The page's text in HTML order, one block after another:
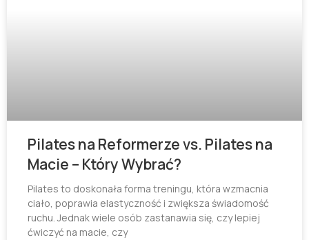
Pilates na Reformerze vs. Pilates na
Macie – Który Wybrać?
Pilates to doskonała forma treningu, która wzmacnia
ciało, poprawia elastyczność i zwiększa świadomość
ruchu. Jednak wiele osób zastanawia się, czy lepiej
ćwiczyć na macie, czy